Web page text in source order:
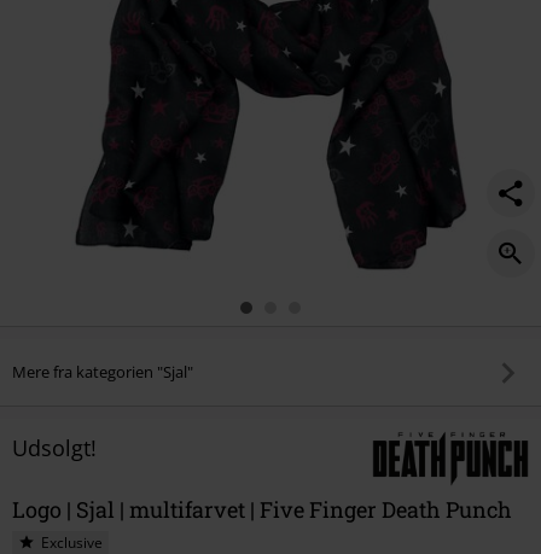
Mere fra kategorien "Sjal"
Udsolgt!
Logo | Sjal | multifarvet | Five Finger Death Punch
Exclusive